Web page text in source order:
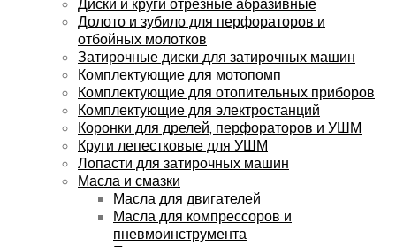
Долото и зубило для перфораторов и
отбойных молотков
Затирочные диски для затирочных машин
Комплектующие для мотопомп
Комплектующие для отопительных приборов
Комплектующие для электростанций
Коронки для дрелей, перфораторов и УШМ
Круги лепестковые для УШМ
Лопасти для затирочных машин
Масла и смазки
Масла для двигателей
Масла для компрессоров и
пневмоинструмента